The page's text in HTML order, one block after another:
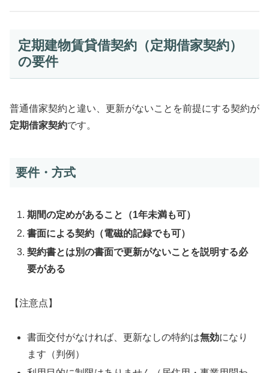
定期建物賃貸借契約（定期借家契約）
の要件
普通借家契約と違い、更新がないことを前提にする契約が
定期借家契約です。
要件・方式
期間の定めがあること（1年未満も可）
書面による契約（電磁的記録でも可）
契約書とは別の書面で更新がないことを説明する必
要がある
【注意点】
書面交付がなければ、更新なしの特約は無効になり
ます（判例）